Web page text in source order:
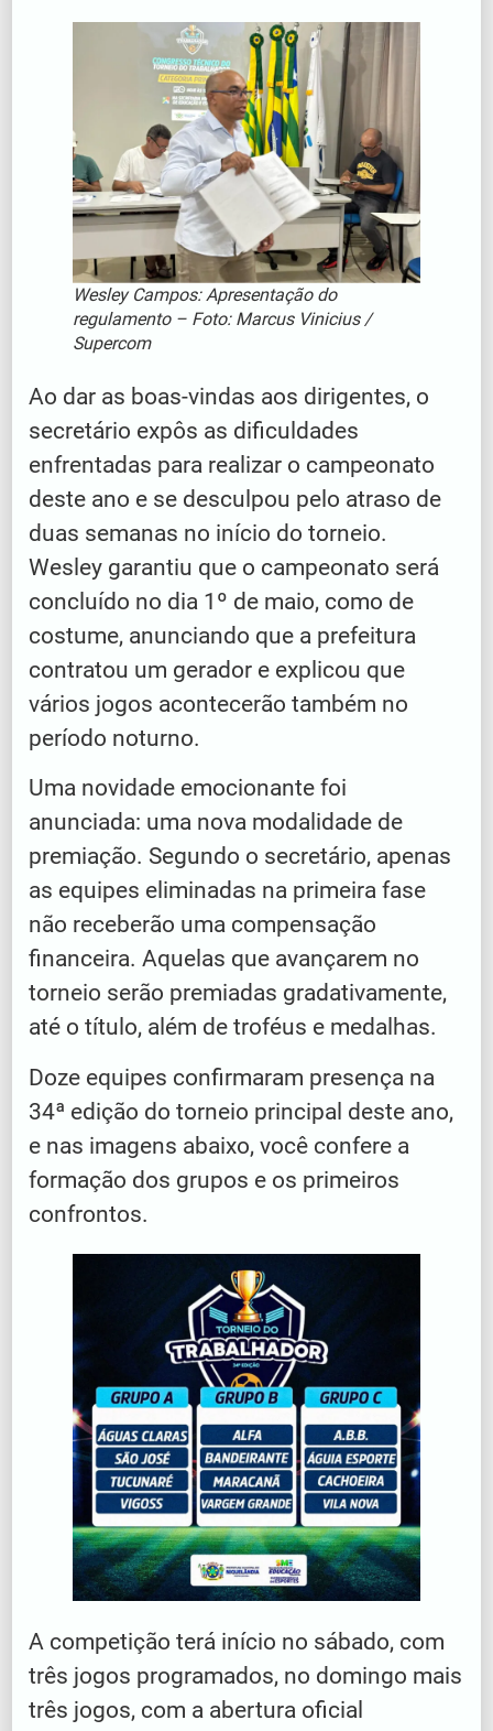
Wesley Campos: Apresentação do
regulamento – Foto: Marcus Vinicius /
Supercom
Ao dar as boas-vindas aos dirigentes, o
secretário expôs as dificuldades
enfrentadas para realizar o campeonato
deste ano e se desculpou pelo atraso de
duas semanas no início do torneio.
Wesley garantiu que o campeonato será
concluído no dia 1º de maio, como de
costume, anunciando que a prefeitura
contratou um gerador e explicou que
vários jogos acontecerão também no
período noturno.
Uma novidade emocionante foi
anunciada: uma nova modalidade de
premiação. Segundo o secretário, apenas
as equipes eliminadas na primeira fase
não receberão uma compensação
financeira. Aquelas que avançarem no
torneio serão premiadas gradativamente,
até o título, além de troféus e medalhas.
Doze equipes confirmaram presença na
34ª edição do torneio principal deste ano,
e nas imagens abaixo, você confere a
formação dos grupos e os primeiros
confrontos.
A competição terá início no sábado, com
três jogos programados, no domingo mais
três jogos, com a abertura oficial